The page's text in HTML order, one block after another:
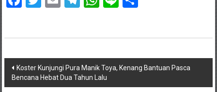
Navigasi
pos
Koster Kunjungi Pura Manik Toya, Kenang Bantuan Pasca
Bencana Hebat Dua Tahun Lalu